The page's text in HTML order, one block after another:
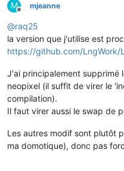
M
Offline
mjeanne
@raq25
la version que j'utilise est
https://github.com/LngWork/
J'ai principalement supprimé
neopixel (il suffit de virer le
compilation).
Il faut virer aussi le swap de
Les autres modif sont plutôt
ma domotique), donc pas